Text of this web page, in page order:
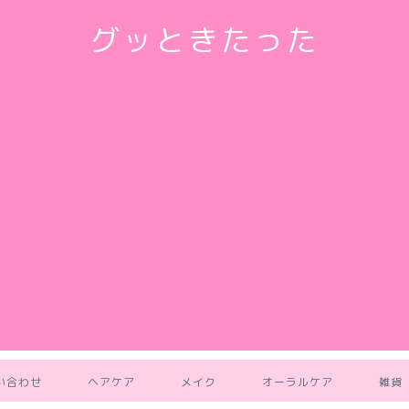
グッときたった
合わせ ヘアケア メイク オーラルケア 雑貨